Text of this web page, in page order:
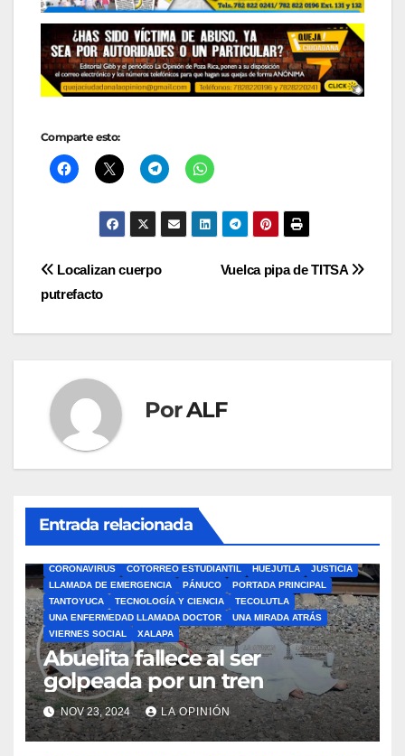
Comparte esto:
Navegación
de
Vuelca pipa de TITSA
Localizan cuerpo
putrefacto
PorALF
Entrada relacionada
CORONAVIRUS
COTORREO ESTUDIANTIL HUEJUTLA
JUSTICIA
LLAMADA DE EMERGENCIA
PÁNUCO
PORTADA PRINCIPAL
TANTOYUCA
TECNOLOGÍA Y CIENCIA
TECOLUTLA
UNA ENFERMEDAD LLAMADA DOCTOR
UNA MIRADA ATRÁS
VIERNES SOCIAL
XALAPA
Abuelita fallece al ser
golpeada por un tren
NOV 23, 2024 LA OPINIÓN